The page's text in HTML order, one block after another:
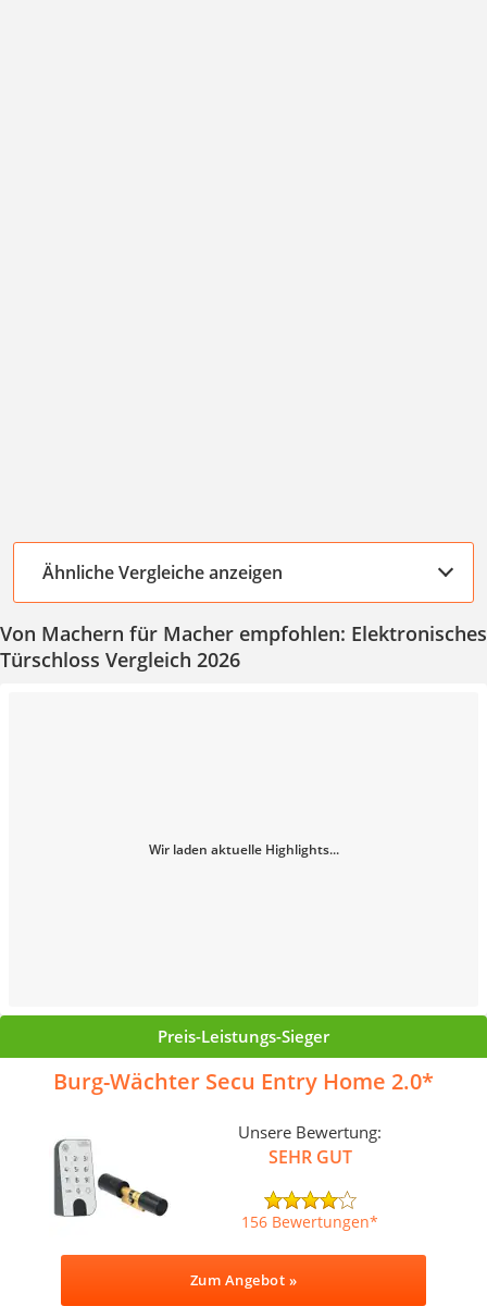
Ähnliche Vergleiche anzeigen
Von Machern für Macher empfohlen: Elektronisches
Türschloss Vergleich 2026
Wir laden aktuelle Highlights...
Preis-Leistungs-Sieger
Burg-Wächter Secu Entry Home 2.0
Unsere Bewertung:
SEHR GUT
156 Bewertungen
Zum Angebot »